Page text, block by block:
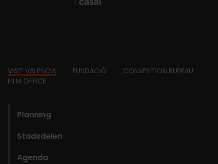
Footer
VISIT VALENCIA FUNDACIÓ
CONVENTION BUREAU
FILM OFFICE
Planning
Stadsdelen
Agenda